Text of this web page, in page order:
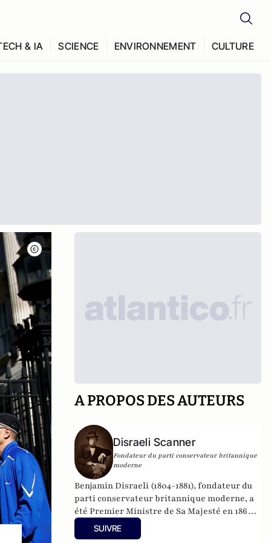
& IA SCIENCE ENVIRONNEMENT CULTURE
A PROPOS DES AUTEURS
Disraeli Scanner
Fondateur du parti conservateur britannique
moderne
Benjamin Disraeli (1804-1881), fondateur du
parti conservateur britannique moderne, a
été Premier Ministre de Sa Majesté en 1868
puis entre 1874 et 1880. Aussi avons-nous été
quelque peu surpris de recevoir, depuis
SUIVRE